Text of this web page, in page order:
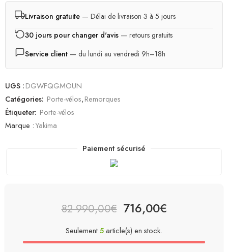
Livraison gratuite — Délai de livraison 3 à 5 jours
30 jours pour changer d'avis — retours gratuits
Service client — du lundi au vendredi 9h–18h
UGS :DGWFQGMOUN
Catégories: Porte-vélos,Remorques
Étiqueter: Porte-vélos
Marque :Yakima
Paiement sécurisé
82 990,00€ 716,00€
Seulement5article(s) en stock.